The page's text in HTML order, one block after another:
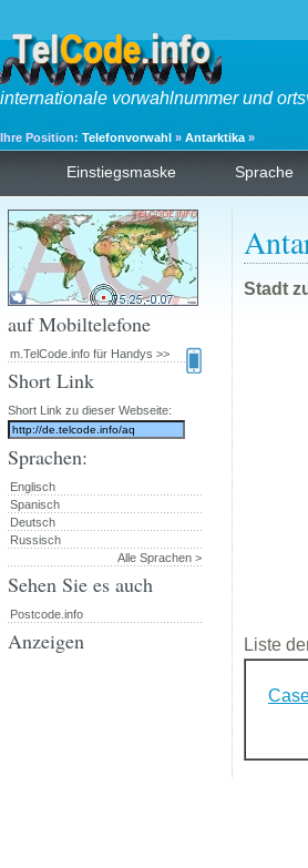
internationale vorwahlnummer und
Ihre Position: Telefonvorwahl » Antarktika »
Einstiegsmaske Sprache
Stadt
Liste
auf Mobiltelefone
m.TelCode.info für Handys >>
Short Link
Short Link zu dieser Webseite:
Sprachen:
Englisch
Spanisch
Deutsch
Russisch
Alle Sprachen >
Sehen Sie es auch
Postcode.info
Anzeigen